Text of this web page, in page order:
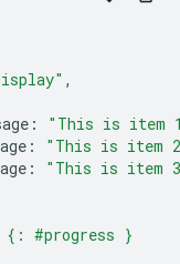
,
:
"This is item
:
"This is item
:
"This is item
{: #progress }